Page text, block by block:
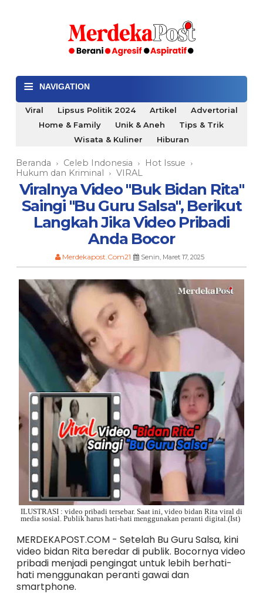
≡ NAVIGATION
Viral Lipsus Politik 2024 Artikel
Advertorial
Home & Family
Unik & Aneh
Tips & Trik
Wisata & Kuliner
Hiburan
Beranda › Celeb Indonesia › Hot Issue ›
Hukum dan Kriminal › VIRAL
Viralnya Video "Buk Bidan Rita"
Saingi "Bu Guru Salsa", Berikut
Langkah Jika Video Pribadi
Anda Bocor
Merdekapost.Com21 Senin, Maret 17, 2025
ILUSTRASI : video pribadi tersebar. Saat ini, video bidan Rita viral di
media sosial. Publik harus hati-hati menggunakan peranti digital.(Ist)
MERDEKAPOST.COM - Setelah Bu Guru Salsa, kini
video bidan Rita beredar di publik. Bocornya video
pribadi menjadi pengingat untuk lebih berhati-
hati menggunakan peranti gawai dan
smartphone.